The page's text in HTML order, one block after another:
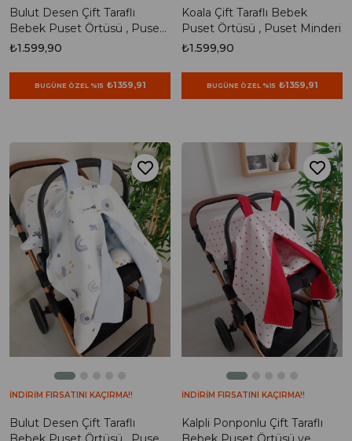
Bulut Desen Çift Taraflı
Bebek Puset Örtüsü , Puset
Minderi
₺1.599,90
BUGÜNE ÖZEL %15 ₺1359,91
Koala Çift Taraflı Bebek
Puset Örtüsü , Puset Minderi
₺1.599,90
BUGÜNE ÖZEL %15 ₺1359,91
Bulut Desen Çift Taraflı
İNDİRİM FIRSATINI KAÇIRMA!!
Kalpli Ponponlu Çift Taraflı
İNDİRİM FIRSATINI KAÇIRMA!!